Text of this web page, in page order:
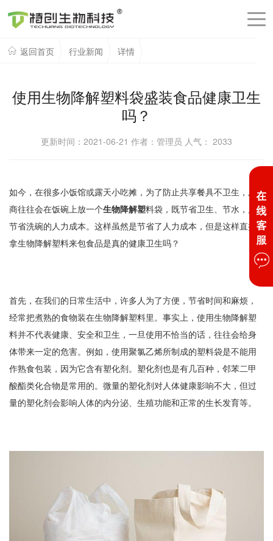
返回首页 行业新闻 详情
使用生物降解塑料袋盛装食品健康卫生
吗？
更新时间：2021-06-21 作者：管理员 人气： 2033
如今，在很多小饭馆或露天小吃摊，为了防止共享餐具不卫生，厂
商往往会在饭碗上放一个生物降解塑料袋，既节省卫生、节水，又
节省洗碗的人力成本。这样虽然是节省了人力成本，但是这样直接
拿生物降解塑料来包食品是真的健康卫生吗？
首先，在我们的日常生活中，许多人为了方便，节省时间和麻烦，
经常把煮熟的食物装在生物降解塑料里。事实上，使用生物降解塑
料并不代表健康、安全和卫生，一旦使用不恰当的话，往往会给身
体带来一定的危害。例如，使用聚氯乙烯所制成的塑料袋是不能用
作熟食包装，因为它含有塑化剂。塑化剂也是有几百种，邻苯二甲
酸酯类化合物是常用的。微量的塑化剂对人体健康影响不大，但过
量的塑化剂会影响人体的内分泌、生殖功能和正常的生长发育等。